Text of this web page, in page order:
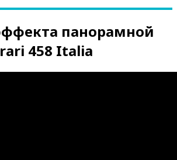
панорамной
458 Italia